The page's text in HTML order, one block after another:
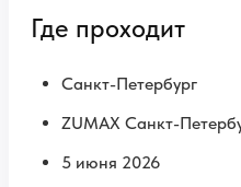
Где проходит
Санкт-Петербург
ZUMAX Санкт-
5 июня 2026